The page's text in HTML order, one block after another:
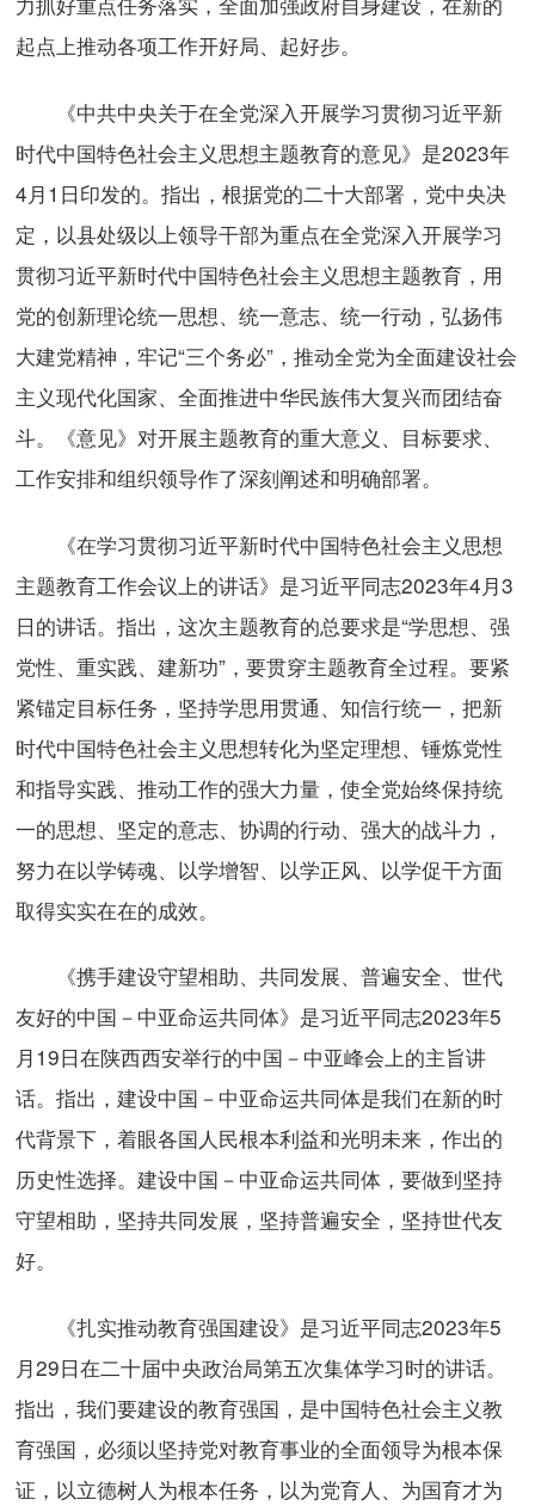
起点上推动各项工作开好局、起好步。
《中共中央关于在全党深入开展学习贯彻习近平新
时代中国特色社会主义思想主题教育的意见》是2023年
4月1日印发的。指出，根据党的二十大部署，党中央决
定，以县处级以上领导干部为重点在全党深入开展学习
贯彻习近平新时代中国特色社会主义思想主题教育，用
党的创新理论统一思想、统一意志、统一行动，弘扬伟
大建党精神，牢记“三个务必”，推动全党为全面建设社会
主义现代化国家、全面推进中华民族伟大复兴而团结奋
斗。《意见》对开展主题教育的重大意义、目标要求、
工作安排和组织领导作了深刻阐述和明确部署。
《在学习贯彻习近平新时代中国特色社会主义思想
主题教育工作会议上的讲话》是习近平同志2023年4月3
日的讲话。指出，这次主题教育的总要求是“学思想、强
党性、重实践、建新功”，要贯穿主题教育全过程。要紧
紧锚定目标任务，坚持学思用贯通、知信行统一，把新
时代中国特色社会主义思想转化为坚定理想、锤炼党性
和指导实践、推动工作的强大力量，使全党始终保持统
一的思想、坚定的意志、协调的行动、强大的战斗力，
努力在以学铸魂、以学增智、以学正风、以学促干方面
取得实实在在的成效。
《携手建设守望相助、共同发展、普遍安全、世代
友好的中国－中亚命运共同体》是习近平同志2023年5
月19日在陕西西安举行的中国－中亚峰会上的主旨讲
话。指出，建设中国－中亚命运共同体是我们在新的时
代背景下，着眼各国人民根本利益和光明未来，作出的
历史性选择。建设中国－中亚命运共同体，要做到坚持
守望相助，坚持共同发展，坚持普遍安全，坚持世代友
好。
《扎实推动教育强国建设》是习近平同志2023年5
月29日在二十届中央政治局第五次集体学习时的讲话。
指出，我们要建设的教育强国，是中国特色社会主义教
育强国，必须以坚持党对教育事业的全面领导为根本保
证，以立德树人为根本任务，以为党育人、为国育才为